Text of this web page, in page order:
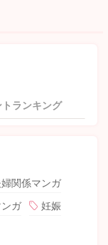
トランキング
関係マンガ
ガ
妊娠